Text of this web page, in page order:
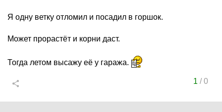
Я одну ветку отломил и посадил в горшок.
Может прорастёт и корни даст.
Тогда летом высажу её у гаража.
1 /0